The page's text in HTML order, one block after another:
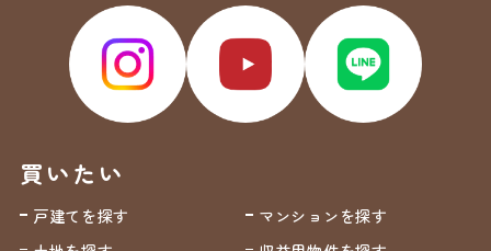
買いたい
戸建てを探す
マンションを探す